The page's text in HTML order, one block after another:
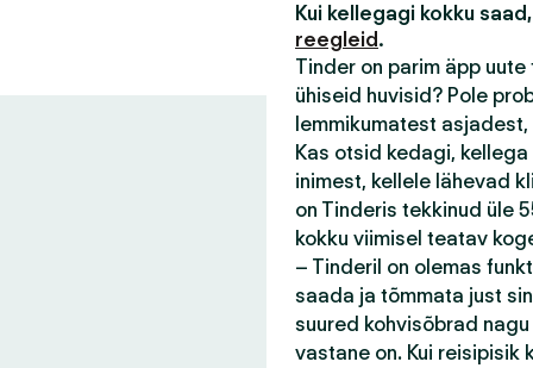
Kui kellegagi kokku
reegleid .
Tinder on parim äpp
ühiseid huvisid? Pole
lemmikumatest
Kas otsid kedagi,
inimest, kellele lähevad
on Tinderis tekkinud üle
kokku viimisel teatav
– Tinderil on olemas
saada ja tõmmata just
suured kohvisõbrad
vastane on. Kui